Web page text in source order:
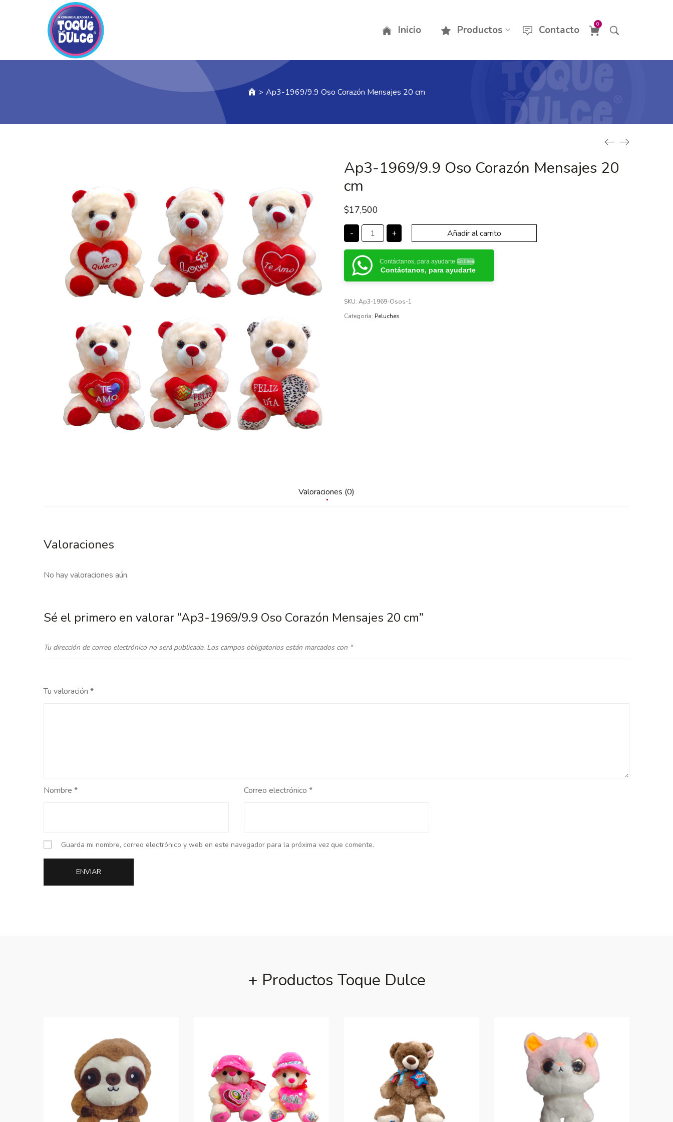
Inicio Productos Contacto 0
> Ap3-1969/9.9 Oso Corazón Mensajes 20 cm
Ap3-1969/9.9 Oso Corazón Mensajes 20
cm
$17,500
- + Añadir al carrito
Contáctanos, para ayudarte En línea
Contáctanos, para ayudarte
SKU: Ap3-1969-Osos-1
Categoría: Peluches
Valoraciones (0)
Valoraciones
No hay valoraciones aún.
Sé el primero en valorar “Ap3-1969/9.9 Oso Corazón Mensajes 20 cm”
Tu dirección de correo electrónico no será publicada. Los campos obligatorios están marcados con *
Tu valoración *
Nombre * Correo electrónico *
Guarda mi nombre, correo electrónico y web en este navegador para la próxima vez que comente.
+ Productos Toque Dulce